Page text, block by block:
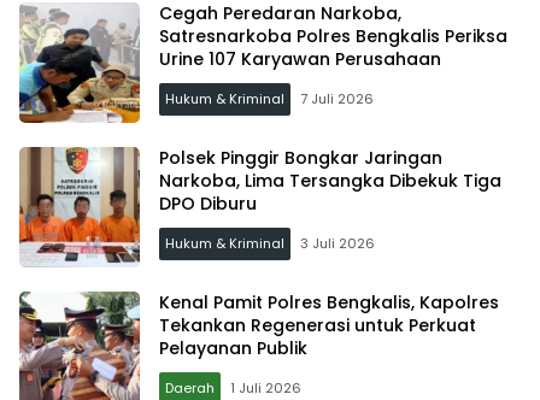
Cegah Peredaran Narkoba,
Satresnarkoba Polres Bengkalis Periksa
Urine 107 Karyawan Perusahaan
Hukum & Kriminal 7 Juli 2026
Polsek Pinggir Bongkar Jaringan
Narkoba, Lima Tersangka Dibekuk Tiga
DPO Diburu
Hukum & Kriminal 3 Juli 2026
Kenal Pamit Polres Bengkalis, Kapolres
Tekankan Regenerasi untuk Perkuat
Pelayanan Publik
Daerah 1 Juli 2026